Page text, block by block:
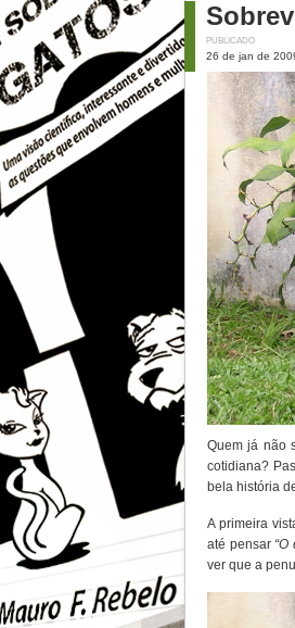
PUBLICADO
26 de jan de
Quem já não
cotidiana?
bela história
A primeira
até pensar
ver que a